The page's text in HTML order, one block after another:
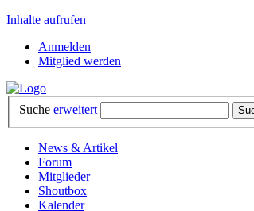
Inhalte aufrufen
Anmelden
Mitglied werden
Suche erweitert
News & Artikel
Forum
Mitglieder
Shoutbox
Kalender